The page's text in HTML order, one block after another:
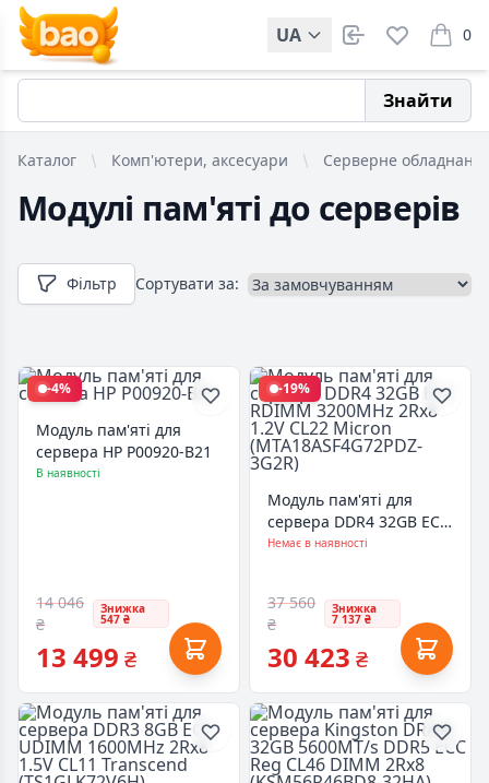
UA 0
items
Знайти
Каталог Комп'ютери, аксесуари Серверне
Модулі пам'яті до серверів
Фільтр Сортувати за:
-4%
Модуль пам'яті для
сервера HP P00920-B21
В наявності
14 046
₴
Знижка
547 ₴
13 499 ₴
-19%
Модуль пам'яті для
сервера DDR4 32GB ECC
RDIMM 3200MHz 2Rx8
3G2R)
Немає в наявності
37 560
₴
Знижка
7 137 ₴
30 423 ₴